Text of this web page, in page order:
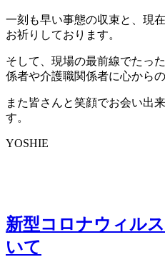
一刻も早い事態の収束と、現
お祈りしております。
そして、現場の最前線でたっ
係者や介護職関係者に心から
また皆さんと笑顔でお会い出
す。
YOSHIE
新型コロナウィル
いて